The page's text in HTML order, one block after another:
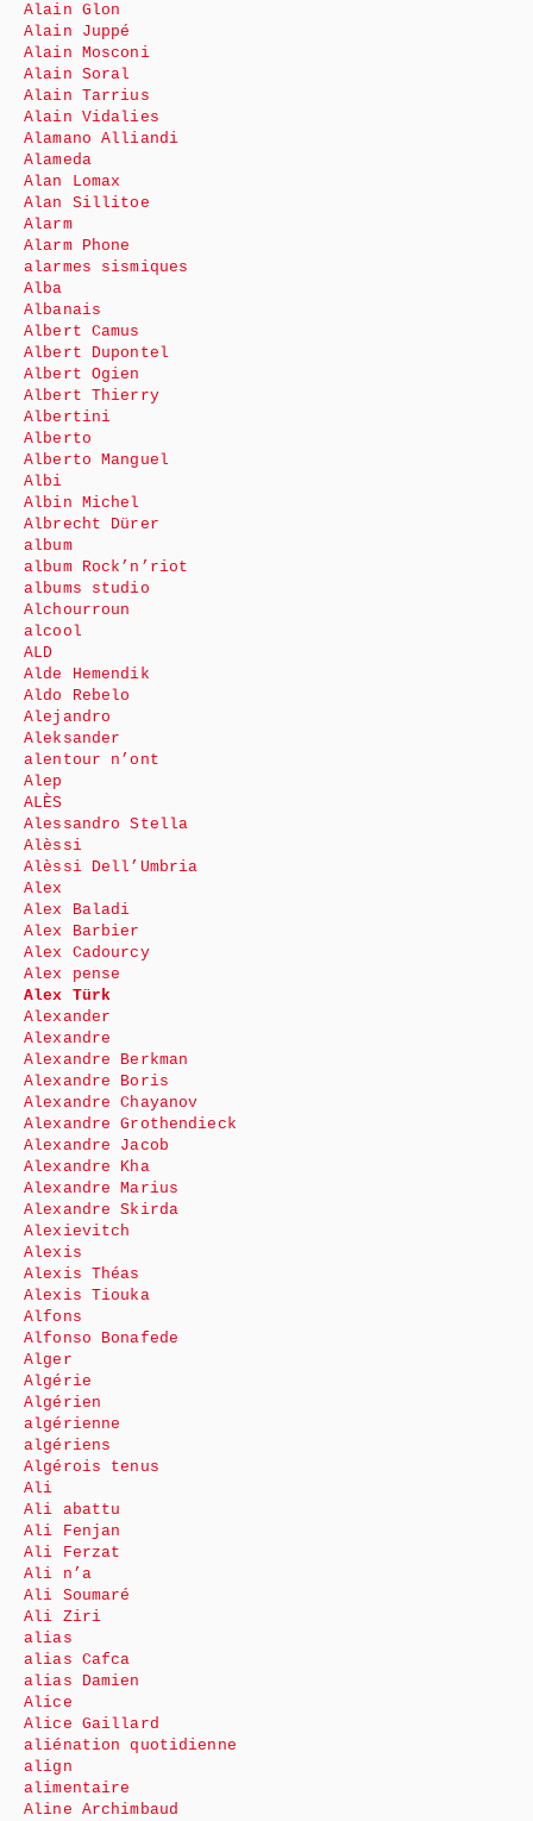
Alain Glon
Alain Juppé
Alain Mosconi
Alain Soral
Alain Tarrius
Alain Vidalies
Alamano Alliandi
Alameda
Alan Lomax
Alan Sillitoe
Alarm
Alarm Phone
alarmes sismiques
Alba
Albanais
Albert Camus
Albert Dupontel
Albert Ogien
Albert Thierry
Albertini
Alberto
Alberto Manguel
Albi
Albin Michel
Albrecht Dürer
album
album Rock’n’riot
albums studio
Alchourroun
alcool
ALD
Alde Hemendik
Aldo Rebelo
Alejandro
Aleksander
alentour n’ont
Alep
ALÈS
Alessandro Stella
Alèssi
Alèssi Dell’Umbria
Alex
Alex Baladi
Alex Barbier
Alex Cadourcy
Alex pense
Alex Türk
Alexander
Alexandre
Alexandre Berkman
Alexandre Boris
Alexandre Chayanov
Alexandre Grothendieck
Alexandre Jacob
Alexandre Kha
Alexandre Marius
Alexandre Skirda
Alexievitch
Alexis
Alexis Théas
Alexis Tiouka
Alfons
Alfonso Bonafede
Alger
Algérie
Algérien
algérienne
algériens
Algérois tenus
Ali
Ali abattu
Ali Fenjan
Ali Ferzat
Ali n’a
Ali Soumaré
Ali Ziri
alias
alias Cafca
alias Damien
Alice
Alice Gaillard
aliénation quotidienne
align
alimentaire
Aline Archimbaud